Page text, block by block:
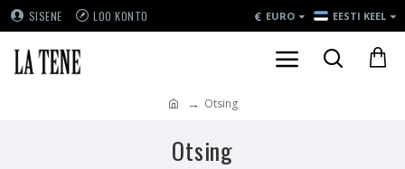
SISENE LOO KONTO € EURO EESTI KEEL
Otsing
Otsing